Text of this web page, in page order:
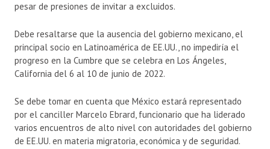
pesar de presiones de invitar a excluidos.
Debe resaltarse que la ausencia del gobierno mexicano, el
principal socio en Latinoamérica de EE.UU., no impediría el
progreso en la Cumbre que se celebra en Los Ángeles,
California del 6 al 10 de junio de 2022.
Se debe tomar en cuenta que México estará representado
por el canciller Marcelo Ebrard, funcionario que ha liderado
varios encuentros de alto nivel con autoridades del gobierno
de EE.UU. en materia migratoria, económica y de seguridad.